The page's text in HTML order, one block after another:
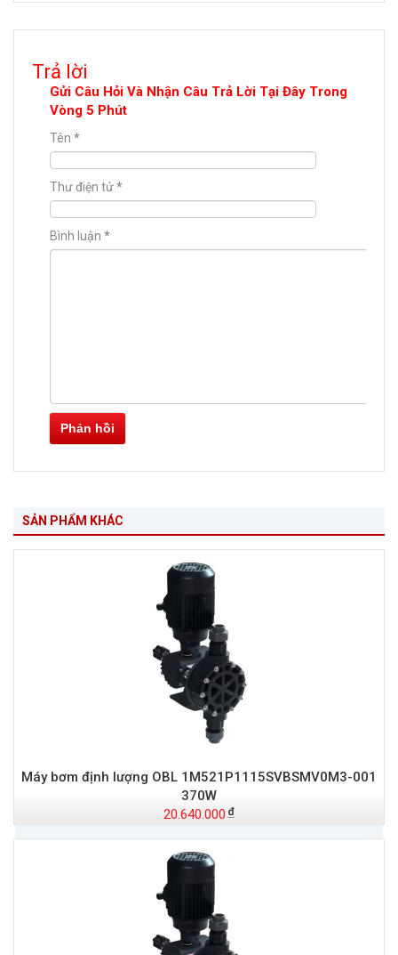
Trả lời
Gửi Câu Hỏi Và Nhận Câu Trả Lời Tại Đây Trong
Vòng 5 Phút
Tên *
Thư điện tử*
Bình luận *
Phản hồi
SẢN PHẨM KHÁC
Máy bơm định lượng OBL 1M521P1115SVBSMV0M3-001
370W
20.640.000